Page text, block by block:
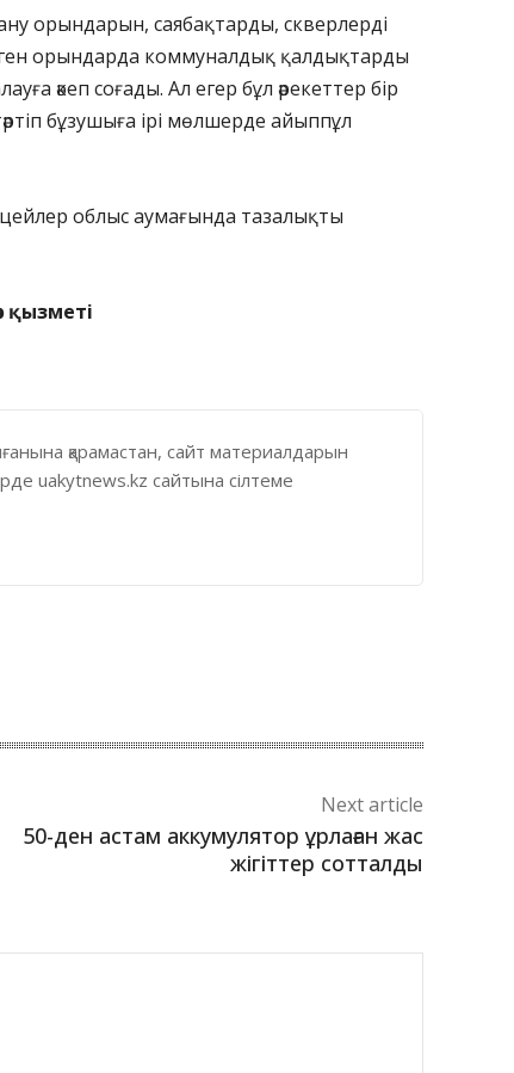
орындарын, саябақтарды, скверлерді
орындарда коммуналдық қалдықтарды
әкеп соғады. Ал егер бұл әрекеттер бір
бұзушыға ірі мөлшерде айыппұл
облыс аумағында тазалықты
қызметі
қарамастан, сайт материалдарын
uakytnews.kz сайтына сілтеме
Next article
50-ден астам аккумулятор ұрлаған жас
жігіттер сотталды